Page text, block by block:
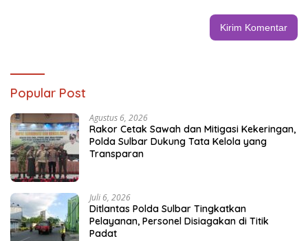
Popular Post
Agustus 6, 2026
Rakor Cetak Sawah dan Mitigasi Kekeringan,
Polda Sulbar Dukung Tata Kelola yang
Transparan
Juli 6, 2026
Ditlantas Polda Sulbar Tingkatkan
Pelayanan, Personel Disiagakan di Titik
Padat